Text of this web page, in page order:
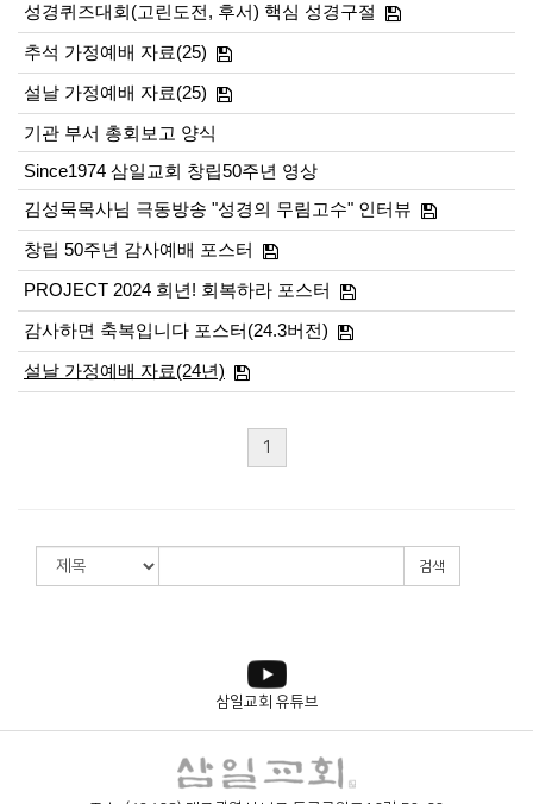
성경퀴즈대회(고린도전, 후서) 핵심 성경구절
추석 가정예배 자료(25)
설날 가정예배 자료(25)
기관 부서 총회보고 양식
Since1974 삼일교회 창립50주년 영상
김성묵목사님 극동방송 "성경의 무림고수" 인터뷰
창립 50주년 감사예배 포스터
PROJECT 2024 희년! 회복하라 포스터
감사하면 축복입니다 포스터(24.3버전)
설날 가정예배 자료(24년)
1
검색
삼일교회 유튜브